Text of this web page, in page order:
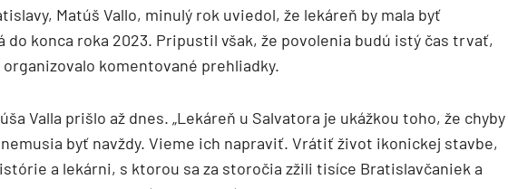
Matúš Vallo, minulý rok uviedol, že lekáreň by mala byť
do konca roka 2023. Pripustil však, že povolenia budú istý čas trvať,
komentované prehliadky.
Valla prišlo až dnes. „Lekáreň u Salvatora je ukážkou toho, že chyby
byť navždy. Vieme ich napraviť. Vrátiť život ikonickej stavbe,
a lekárni, s ktorou sa za storočia zžili tisíce Bratislavčaniek a